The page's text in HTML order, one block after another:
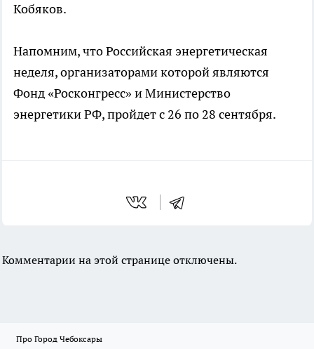
Кобяков.
Напомним, что Российская энергетическая
неделя, организаторами которой являются
Фонд «Росконгресс» и Министерство
энергетики РФ, пройдет с 26 по 28 сентября.
Комментарии на этой странице отключены.
Про Город Чебоксары